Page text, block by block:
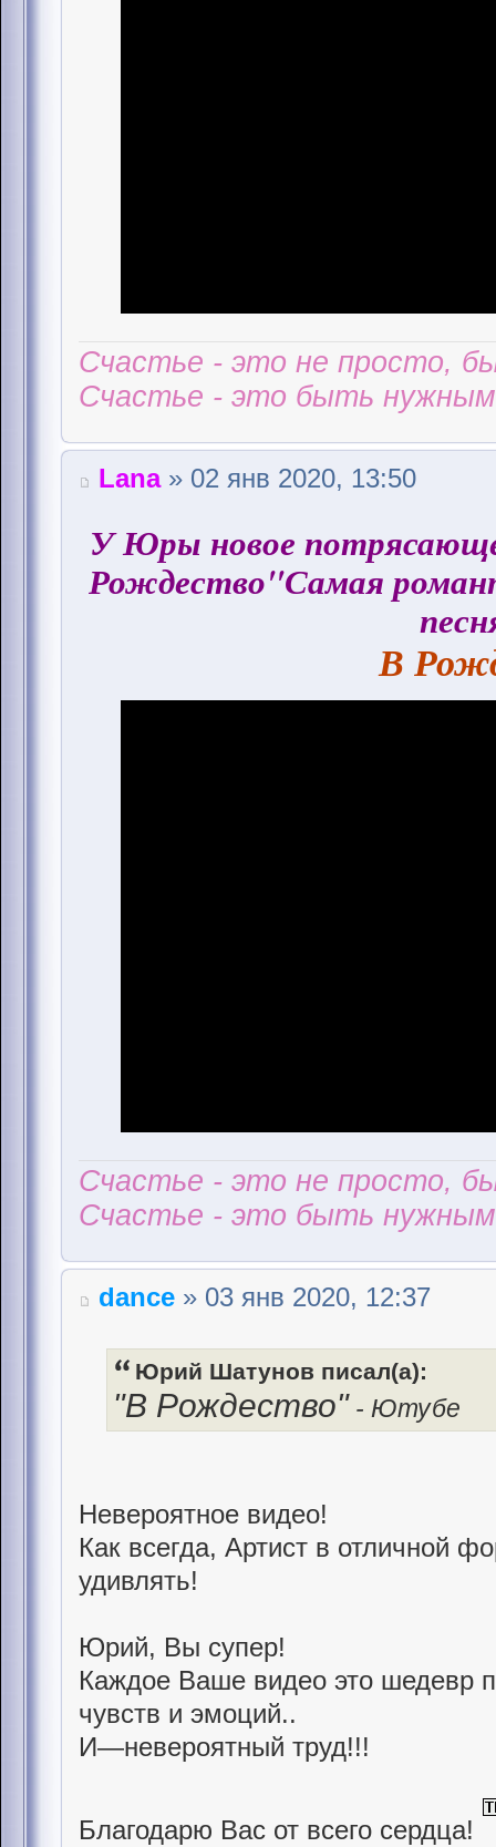
Счастье - это не просто,
Счастье - это быть
Lana» 02 янв 2020, 13:50
У Юры новое
Рождество"Самая
В
Счастье - это не просто,
Счастье - это быть
dance » 03 янв 2020, 12:37
Юрий Шатунов писал(а):
"В Рождество" - Ютубе
Невероятное видео!
Как всегда, Артист в отличной
удивлять!
Юрий, Вы супер!
Каждое Ваше видео это шедевр
чувств и эмоций..
И—невероятный труд!!!
Благодарю Вас от всего сердца!